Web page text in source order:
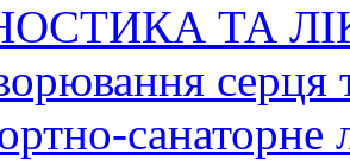
ТА
серця
cанаторне